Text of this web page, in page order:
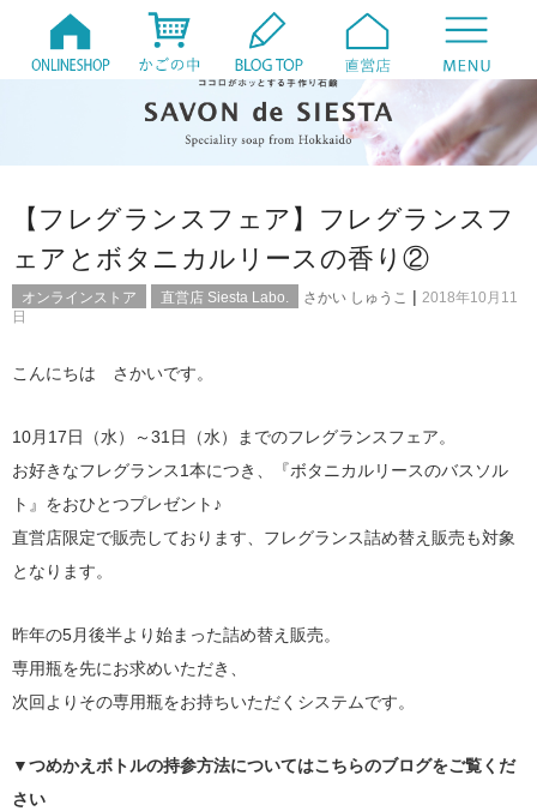
【フレグランスフェア】フレグランスフ
ェアとボタニカルリースの香り②
オンラインストア 直営店 Siesta Labo. さかい しゅうこ | 2018年10月11
日
こんにちは さかいです。
10月17日（水）～31日（水）までのフレグランスフェア。
お好きなフレグランス1本につき、『ボタニカルリースのバスソル
ト』をおひとつプレゼント♪
直営店限定で販売しております、フレグランス詰め替え販売も対象
となります。
昨年の5月後半より始まった詰め替え販売。
専用瓶を先にお求めいただき、
次回よりその専用瓶をお持ちいただくシステムです。
▼つめかえボトルの持参方法についてはこちらのブログをご覧くだ
さい